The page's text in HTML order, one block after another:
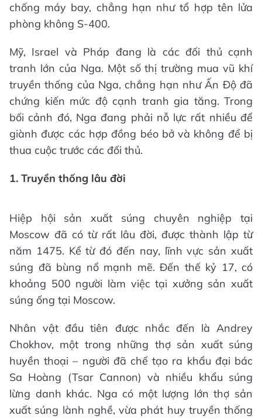
chống máy bay, chẳng hạn như tổ hợp tên lửa
phòng không S-400.
Mỹ, Israel và Pháp đang là các đối thủ cạnh
tranh lớn của Nga. Một số thị trường mua vũ khí
truyền thống của Nga, chẳng hạn như Ấn Độ đã
chứng kiến mức độ cạnh tranh gia tăng. Trong
bối cảnh đó, Nga đang phải nỗ lực rất nhiều để
giành được các hợp đồng béo bở và không để bị
thua cuộc trước các đối thủ.
1. Truyền thống lâu đời
Hiệp hội sản xuất súng chuyên nghiệp tại
Moscow đã có từ rất lâu đời, được thành lập từ
năm 1475. Kể từ đó đến nay, lĩnh vực sản xuất
súng đã bùng nổ mạnh mẽ. Đến thế kỷ 17, có
khoảng 500 người làm việc tại xưởng sản xuất
súng ống tại Moscow.
Nhân vật đầu tiên được nhắc đến là Andrey
Chokhov, một trong những thợ sản xuất súng
huyền thoại – người đã chế tạo ra khẩu đại bác
Sa Hoàng (Tsar Cannon) và nhiều khẩu súng
lừng danh khác. Nga có một lượng lớn thợ sản
xuất súng lành nghề, vừa phát huy truyền thống